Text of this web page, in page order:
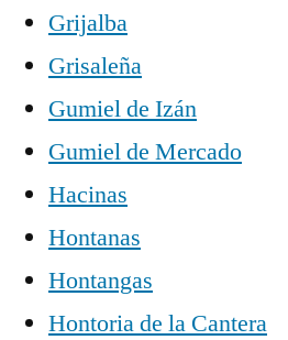
Grijalba
Grisaleña
Gumiel de Izán
Gumiel de Mercado
Hacinas
Hontanas
Hontangas
Hontoria de la Cantera